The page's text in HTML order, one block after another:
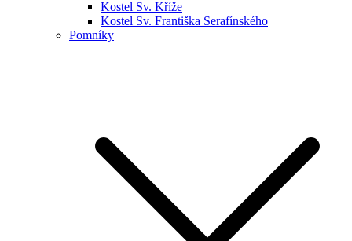
Kostel Sv. Kříže
Kostel Sv. Františka Serafínského
Pomníky